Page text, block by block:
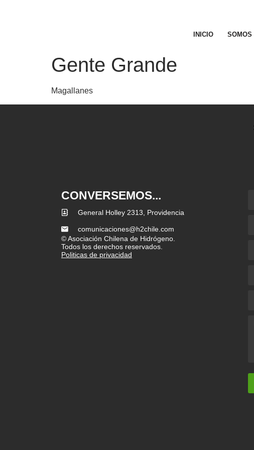
INICIO SOMOS
Gente Grande
Magallanes
CONVERSEMOS...
General Holley 2313, Providencia
comunicaciones@h2chile.com
© Asociación Chilena de Hidrógeno.
Todos los derechos reservados.
Politicas de privacidad